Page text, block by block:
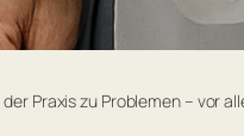
Praxis zu Problemen – vor